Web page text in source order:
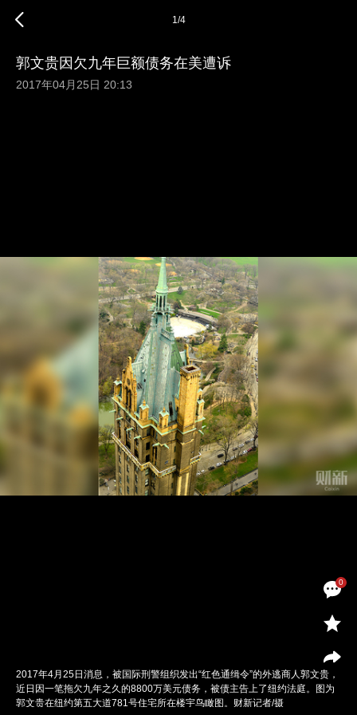
0
1/4
郭文贵因欠九年巨额债务在美遭诉
2017年04月25日 20:13
2017年4月25日消息，被国际刑警组织发出“红色通缉令”的外逃商人郭文贵，
近日因一笔拖欠九年之久的8800万美元债务，被债主告上了纽约法庭。图为
郭文贵在纽约第五大道781号住宅所在楼宇鸟瞰图。财新记者/摄